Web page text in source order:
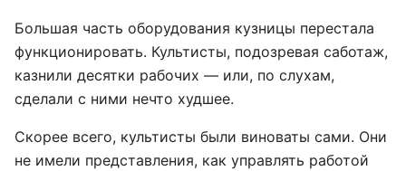
Большая часть оборудования кузницы перестала
функционировать. Культисты, подозревая саботаж,
казнили десятки рабочих — или, по слухам,
сделали с ними нечто худшее.
Скорее всего, культисты были виноваты сами. Они
не имели представления, как управлять работой